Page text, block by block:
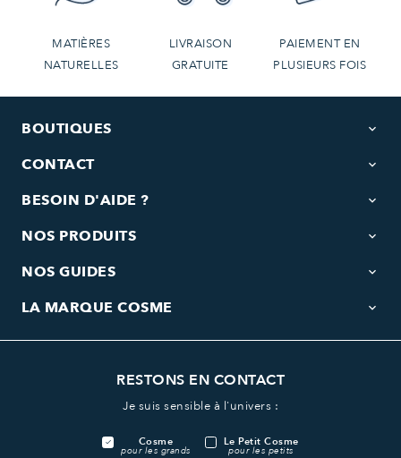
MATIÈRES
NATURELLES
LIVRAISON
GRATUITE
PAIEMENT EN
PLUSIEURS FOIS
BOUTIQUES keyboard_arrow_down
CONTACT keyboard_arrow_down
BESOIN D'AIDE ? keyboard_arrow_down
NOS PRODUITS keyboard_arrow_down
NOS GUIDES keyboard_arrow_down
LA MARQUE COSME keyboard_arrow_down
RESTONS EN CONTACT
Je suis sensible à l'univers :
Cosme
pour les grands
Le Petit Cosme
pour les petits